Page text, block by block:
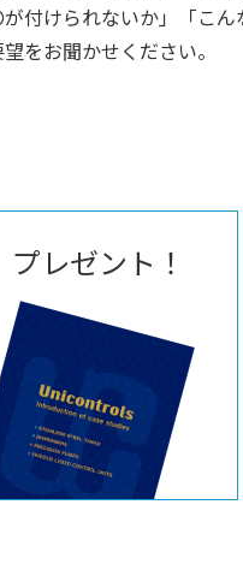
が付けられないか」「こ
をお聞かせください。
プレゼント！